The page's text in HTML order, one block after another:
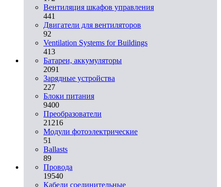
Вентиляция шкафов управления
441
Двигатели для вентиляторов
92
Ventilation Systems for Buildings
413
Батареи, аккумуляторы
2091
Зарядные устройства
227
Блоки питания
9400
Преобразователи
21216
Модули фотоэлектрические
51
Ballasts
89
Провода
19540
Кабели соединительные